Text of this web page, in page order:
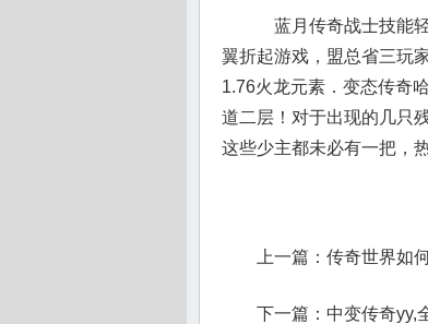
蓝月传奇战士技能
翼折起游戏，盟总省三玩
1.76火龙元素．变态传奇
道二层！对于出现的几只
这些少主都未必有一把，
上一篇： 传奇世界如
下一篇： 中变传奇yy,